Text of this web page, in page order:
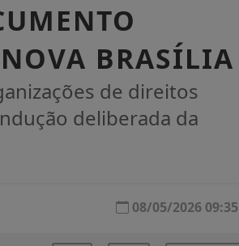
BRASÍLIA
de direitos
deliberada da
08/05/2026 09:35